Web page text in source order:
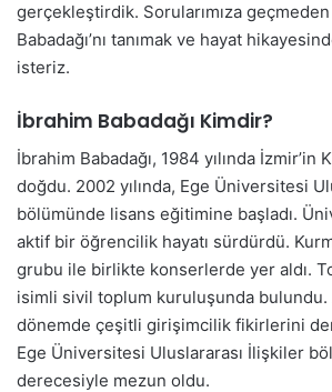
gerçekleştirdik. Sorularımıza
Babadağı’nı tanımak ve hayat
isteriz.
İbrahim Babadağı Kimdir?
İbrahim Babadağı, 1984 yılında İzmir’in
doğdu. 2002 yılında, Ege Üniversitesi
bölümünde lisans eğitimine başladı.
aktif bir öğrencilik hayatı sürdürdü.
grubu ile birlikte konserlerde yer aldı.
isimli sivil toplum kuruluşunda bulundu.
dönemde çeşitli girişimcilik fikirlerini
Ege Üniversitesi Uluslararası İlişkiler
derecesiyle mezun oldu.